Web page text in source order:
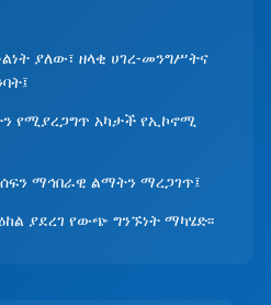
ያለው፣ ዘላቂ ሀገረ-መንግሥትና
የሚያረጋግጥ አካታች የኢኮኖሚ
ማኅበራዊ ልማትን ማረጋገጥ፤
ያደረገ የውጭ ግንኙነት ማካሄድ፡፡